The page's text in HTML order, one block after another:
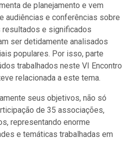
de planejamento e vem
audiências e conferências sobre
e significados
ser detidamente analisados
populares. Por isso, parte
trabalhados neste VI Encontro
relacionada a este tema.
seus objetivos, não só
de 35 associações,
representando enorme
e temáticas trabalhadas em